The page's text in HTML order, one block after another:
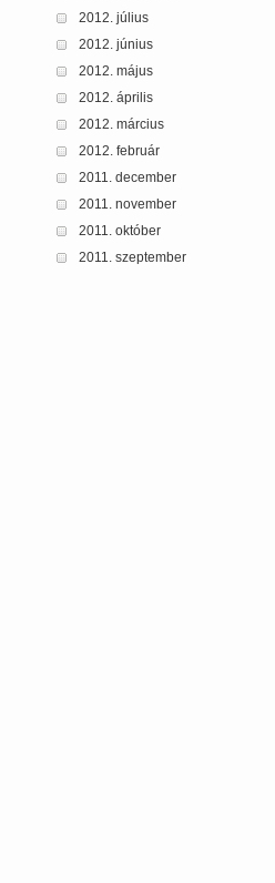
2012. július
2012. június
2012. május
2012. április
2012. március
2012. február
2011. december
2011. november
2011. október
2011. szeptember